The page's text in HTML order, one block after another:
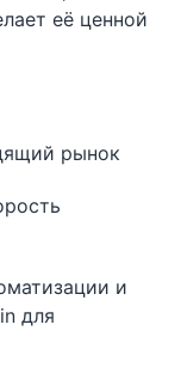
её ценной
рынок
и
для